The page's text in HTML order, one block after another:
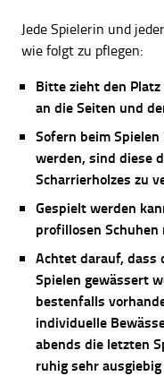
Jede Spielerin und
wie folgt zu pflegen:
Bitte zieht den
an die Seiten und
Sofern beim
werden, sind diese
Scharrierholzes zu
Gespielt werden
profillosen
Achtet darauf, dass
Spielen gewässert
bestenfalls
individuelle
abends die letzten
ruhig sehr